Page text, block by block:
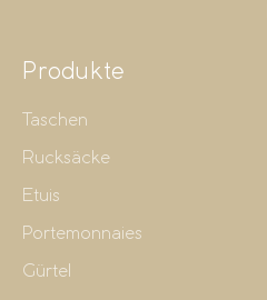
Produkte
Taschen
Rucksäcke
Etuis
Portemonnaies
Gürtel